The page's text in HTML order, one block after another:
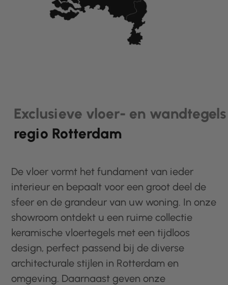
Exclusieve vloer- en
regio Rotterdam
De vloer vormt het fundament van ieder
interieur en bepaalt voor een groot deel de
sfeer en de grandeur van uw woning. In onze
showroom ontdekt u een ruime collectie
keramische vloertegels met een tijdloos
design, perfect passend bij de diverse
architecturale stijlen in Rotterdam en
omgeving. Daarnaast geven onze